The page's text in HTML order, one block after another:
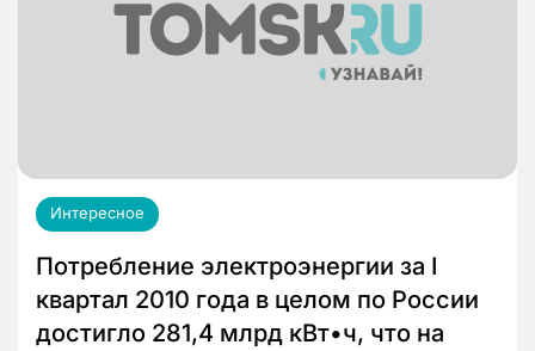
Интересное
Потребление электроэнергии за I
квартал 2010 года в целом по России
достигло 281,4 млрд кВт•ч, что на